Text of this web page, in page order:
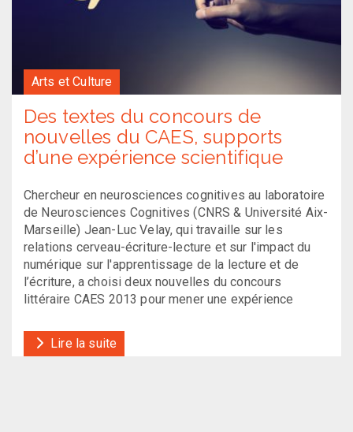
Arts et Culture
Des textes du concours de
nouvelles du CAES, supports
d’une expérience scientifique
Chercheur en neurosciences cognitives au laboratoire
de Neurosciences Cognitives (CNRS & Université Aix-
Marseille) Jean-Luc Velay, qui travaille sur les
relations cerveau-écriture-lecture et sur l'impact du
numérique sur l'apprentissage de la lecture et de
l’écriture, a choisi deux nouvelles du concours
littéraire CAES 2013 pour mener une expérience
Lire la suite